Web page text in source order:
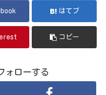
はてブ
コピー
ォローする